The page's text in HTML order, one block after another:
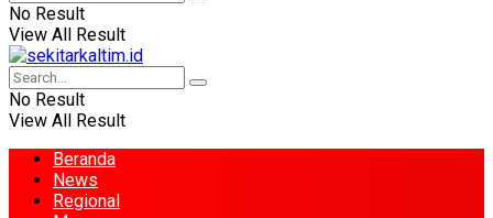
No Result
View All Result
No Result
View All Result
Beranda
News
Regional